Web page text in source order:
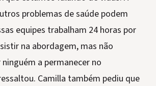
problemas de saúde podem
equipes trabalham 24 horas por
na abordagem, mas não
a permanecer no
Camilla também pediu que